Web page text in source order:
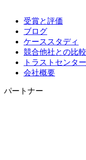
受賞と評価
ブログ
ケーススタディ
競合他社との比較
トラストセンター
会社概要
パートナー